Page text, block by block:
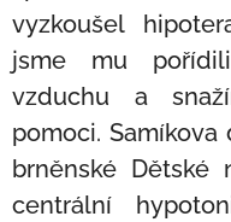
vyzkoušel
jsme mu
vzduchu a
pomoci.
brněnské Dětské
centrální